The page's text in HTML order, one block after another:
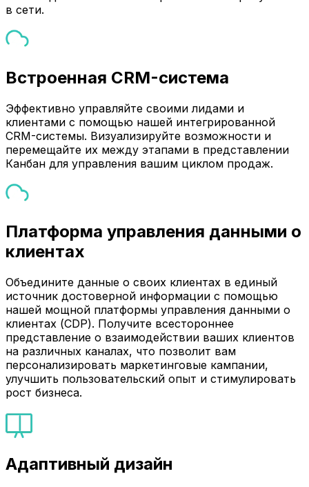
в сети.
Встроенная CRM-система
Эффективно управляйте своими лидами и
клиентами с помощью нашей интегрированной
CRM-системы. Визуализируйте возможности и
перемещайте их между этапами в представлении
Канбан для управления вашим циклом продаж.
Платформа управления данными о
клиентах
Объедините данные о своих клиентах в единый
источник достоверной информации с помощью
нашей мощной платформы управления данными о
клиентах (CDP). Получите всестороннее
представление о взаимодействии ваших клиентов
на различных каналах, что позволит вам
персонализировать маркетинговые кампании,
улучшить пользовательский опыт и стимулировать
рост бизнеса.
Адаптивный дизайн